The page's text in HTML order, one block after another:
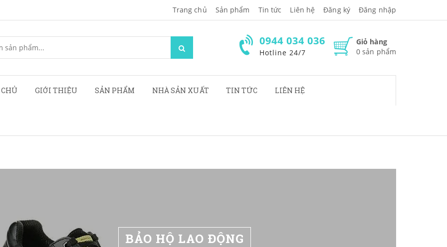
Trang chủ Sản phẩm Tin tức Liên hệ Đăng ký Đăng nhập
Giỏ hàng
0 sản phẩm
0944 034 036
Hotline 24/7
GIỚI THIỆU SẢN PHẨM NHÀ SẢN XUẤT TIN TỨC LIÊN HỆ
BẢO HỘ LAO ĐỘNG